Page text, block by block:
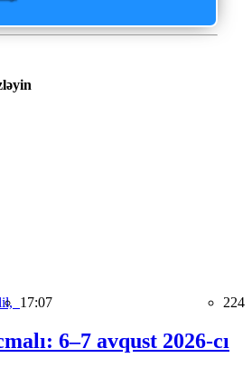
17:07 224
6–7 avqust 2026-cı